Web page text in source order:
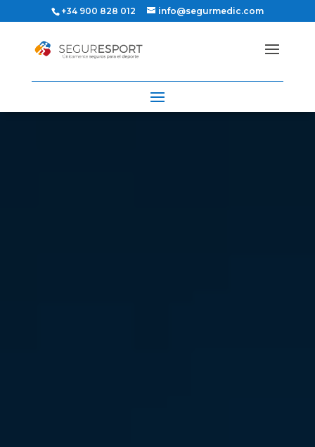
+34 900 828 012 info@segurmedic.com